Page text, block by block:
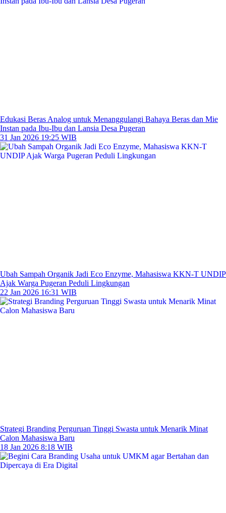
Edukasi Beras Analog untuk Menanggulangi Bahaya Beras dan Mie
Instan pada Ibu-Ibu dan Lansia Desa Pugeran
31 Jan 2026 19:25 WIB
Ubah Sampah Organik Jadi Eco Enzyme, Mahasiswa KKN-T UNDIP
Ajak Warga Pugeran Peduli Lingkungan
22 Jan 2026 16:31 WIB
Strategi Branding Perguruan Tinggi Swasta untuk Menarik Minat
Calon Mahasiswa Baru
18 Jan 2026 8:18 WIB